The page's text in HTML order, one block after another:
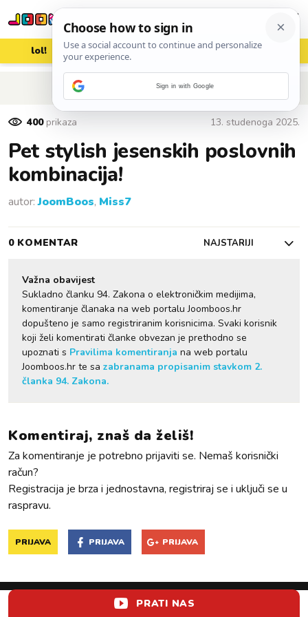
lol! aww vrh! woot?!
POVRATAK NA ČLANAK
400prikaza 13. studenoga 2025.
Pet stylish jesenskih poslovnih
kombinacija!
autor:JoomBoos, Miss7
0 KOMENTAR NAJSTARIJI
Važna obavijest
Sukladno članku 94. Zakona o elektroničkim medijima,
komentiranje članaka na web portalu Joomboos.hr
dopušteno je samo registriranim korisnicima. Svaki korisnik
koji želi komentirati članke obvezan je prethodno se
upoznati s Pravilima komentiranja na web portalu
Joomboos.hr te sa zabranama propisanim stavkom 2.
članka 94. Zakona.
Komentiraj, znaš da želiš!
Za komentiranje je potrebno prijaviti se. Nemaš korisnički
račun?
Registracija je brza i jednostavna, registriraj se i uključi se u
raspravu.
PRIJAVA PRIJAVA PRIJAVA
PRATI NAS
Sign in with Google